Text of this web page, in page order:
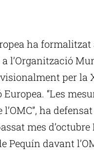
ha
l’Organització
per la
“Les
ha
mes d’octubre
Pequín davant